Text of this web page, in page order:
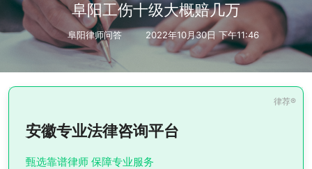
阜阳工伤十级大概赔几万
阜阳律师问答 2022年10月30日 下午11:46
安徽专业法律咨询平台
甄选靠谱律师 保障专业服务